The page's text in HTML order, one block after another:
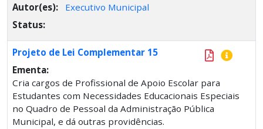
Autor(es):
Executivo Municipal
Status:
Projeto de Lei Complementar 15
Ementa:
Cria cargos de Profissional de Apoio Escolar para
Estudantes com Necessidades Educacionais Especiais
no Quadro de Pessoal da Administração Pública
Municipal, e dá outras providências.